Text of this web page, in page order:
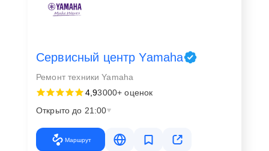
Сервисный центр Yamaha
Ремонт техники Yamaha
4,93000+ оценок
Открыто до 21:00
Маршрут